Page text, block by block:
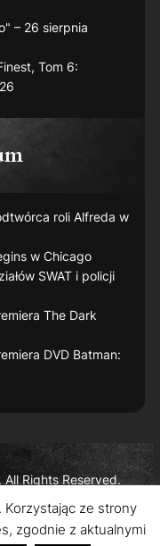
– 26 sierpnia
Tom 6:
roli Alfreda w
w Chicago
SWAT i policji
The Dark
DVD Batman:
Rights Reserved.
elements are the
Bros. Entertainment
ze strony
zgodnie z aktualnymi